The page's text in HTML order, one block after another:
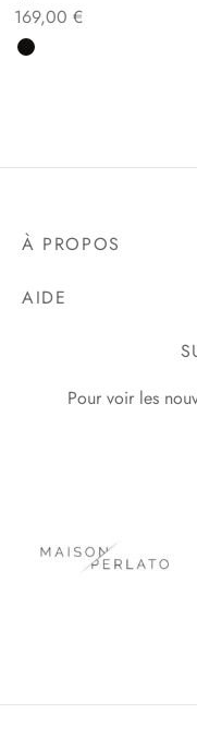
169,00 €
À PROPOS
AIDE
Pour voir les